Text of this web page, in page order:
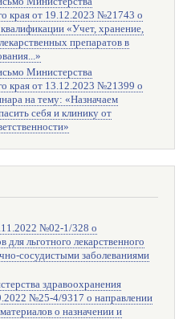
края от 19.12.2023 №21743 о
«Учет, хранение,
препаратов в
Министерства
края от 13.12.2023 №21399 о
на тему: «Назначаем
себя и клинику от
№02-1/328 о
льготного лекарственного
сосудистыми заболеваниями
здравоохранения
№25-4/9317 о направлении
о назначении и